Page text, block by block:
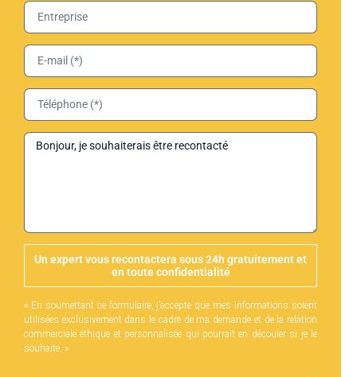
Un expert vous recontactera sous 24h gratuitement et
en toute confidentialité
« En soumettant ce formulaire, j’accepte que mes informations soient
utilisées exclusivement dans le cadre de ma demande et de la relation
commerciale éthique et personnalisée qui pourrait en découler si je le
souhaite. »